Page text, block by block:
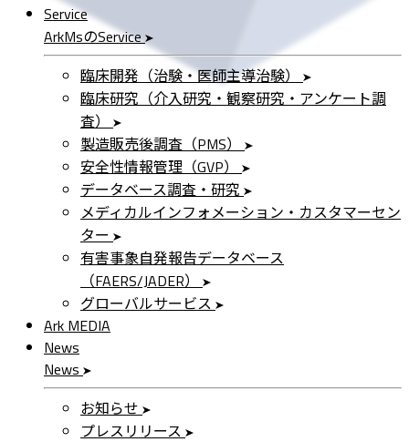
Service
ArkMsのService
臨床開発（治験・医師主導治験）
臨床研究（介入研究・観察研究・アンケート調
査）
製造販売後調査（PMS）
安全性情報管理（GVP）
データベース調査・研究
メディカルインフォメーション・カスタマーセン
ター
有害事象自発報告データベース
（FAERS/JADER）
グローバルサービス
Ark MEDIA
News
News
お知らせ
プレスリリース